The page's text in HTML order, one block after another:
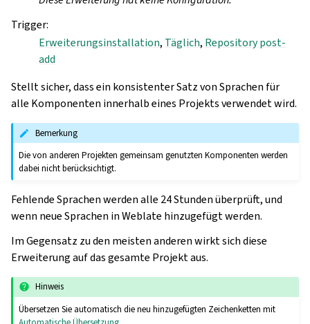
Trigger:
Erweiterungsinstallation, Täglich, Repository post-
add
Stellt sicher, dass ein konsistenter Satz von Sprachen für
alle Komponenten innerhalb eines Projekts verwendet wird.
Bemerkung
Die von anderen Projekten gemeinsam genutzten Komponenten werden
dabei nicht berücksichtigt.
Fehlende Sprachen werden alle 24 Stunden überprüft, und
wenn neue Sprachen in Weblate hinzugefügt werden.
Im Gegensatz zu den meisten anderen wirkt sich diese
Erweiterung auf das gesamte Projekt aus.
Hinweis
Übersetzen Sie automatisch die neu hinzugefügten Zeichenketten mit